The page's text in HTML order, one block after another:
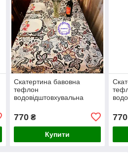
Скатертина бавовна
тефлон
водовідштовхувальна
дрібні коричневі, сірі та
чорні ромби на білому
770₴
Купити
770